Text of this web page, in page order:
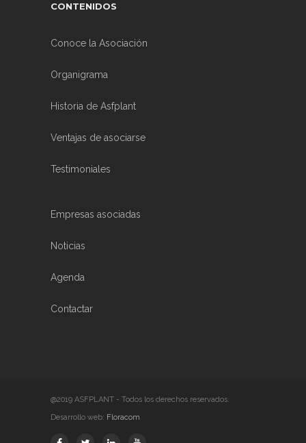
CONTENIDOS
Conoce la Asociación
Organigrama
Historia de Asfplant
Ventajas de asociarse
Testimoniales
Empresas asociadas
Noticias
Agenda
Contactar
@2019 ASFPLANT - Todos los derechos reservados.
Desarrollo web: Floracom